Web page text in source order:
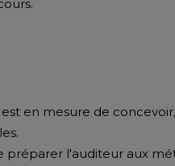
en mesure de
l'auditeur aux